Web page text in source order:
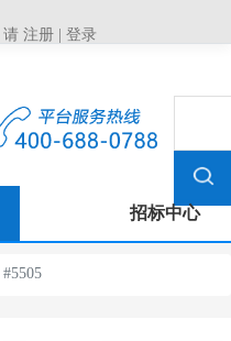
请 注册 登录
招标中心
#5505